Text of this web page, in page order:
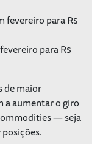
fevereiro para R$
para R$
de maior
aumentar o giro
— seja